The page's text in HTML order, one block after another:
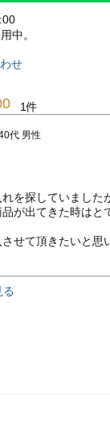
中。
せ
1
代 男性
を探していました
が出てきた時はと
せて頂きたいと思